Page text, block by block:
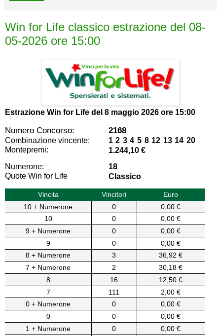
Win for Life classico estrazione del 08-
05-2026 ore 15:00
Estrazione Win for Life del 8 maggio 2026 ore 15:00
Numero Concorso: 2168
Combinazione vincente:
1 2 3 4 5 8 12 13 14 20
Montepremi:
1.244,10 €
Numerone:
18
Quote Win for Life
Classico
Vincita Vincitori
Euro
10 + Numerone
0
0,00 €
10
0
0,00 €
9 + Numerone
0
0,00 €
9
0
0,00 €
8 + Numerone
3
36,92 €
7 + Numerone
2
30,18 €
8
16
12,50 €
7
111
2,00 €
0 + Numerone
0
0,00 €
0
0
0,00 €
1 + Numerone
0
0,00 €